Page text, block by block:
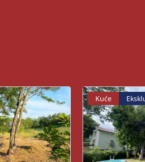
Kuće